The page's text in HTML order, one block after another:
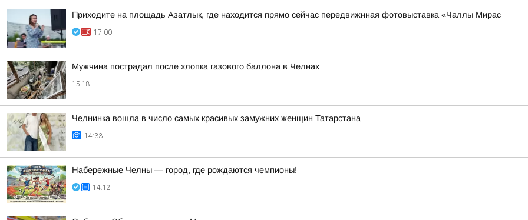
Приходите на площадь Азатлык, где находится прямо сейчас передвижнная фотовыставка «Чаллы Мирас
17:00
Мужчина пострадал после хлопка газового баллона в Челнах
15:18
Челнинка вошла в число самых красивых замужних женщин Татарстана
14:33
Набережные Челны — город, где рождаются чемпионы!
14:12